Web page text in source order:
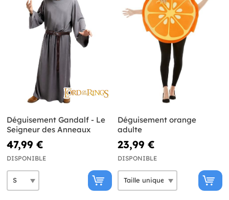
Déguisement Gandalf - Le
Seigneur des Anneaux
47,99 €
DISPONIBLE
Déguisement orange
adulte
23,99 €
DISPONIBLE